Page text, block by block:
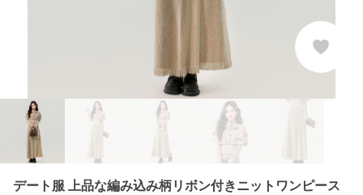
デート服 上品な編み込み柄リボン付きニットワンピース